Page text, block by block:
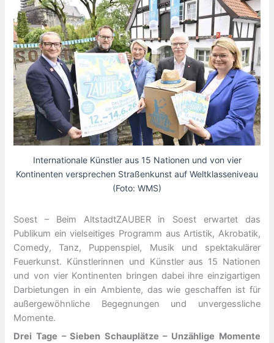
Internationale Künstler aus 15 Nationen und von vier
Kontinenten versprechen Straßenkunst auf Weltklasseniveau
(Foto: WMS)
Soest – Beim AltstadtZAUBER in Soest erwartet das
Publikum ein vielseitiges Programm aus Artistik, Akrobatik,
Comedy, Tanz, Puppenspiel, Musik und spektakulärer
Feuerkunst. Künstlerinnen und Künstler aus 15 Nationen
und von vier Kontinenten bringen dabei ihre einzigartigen
Darbietungen in ein Ambiente, das wie geschaffen ist für
außergewöhnliche Begegnungen und unvergessliche
Momente.
Drei Tage – Sieben Schauplätze – Unzählige Momente